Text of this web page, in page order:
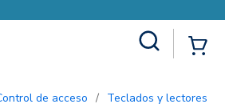
Control de acceso / Teclados y lectores